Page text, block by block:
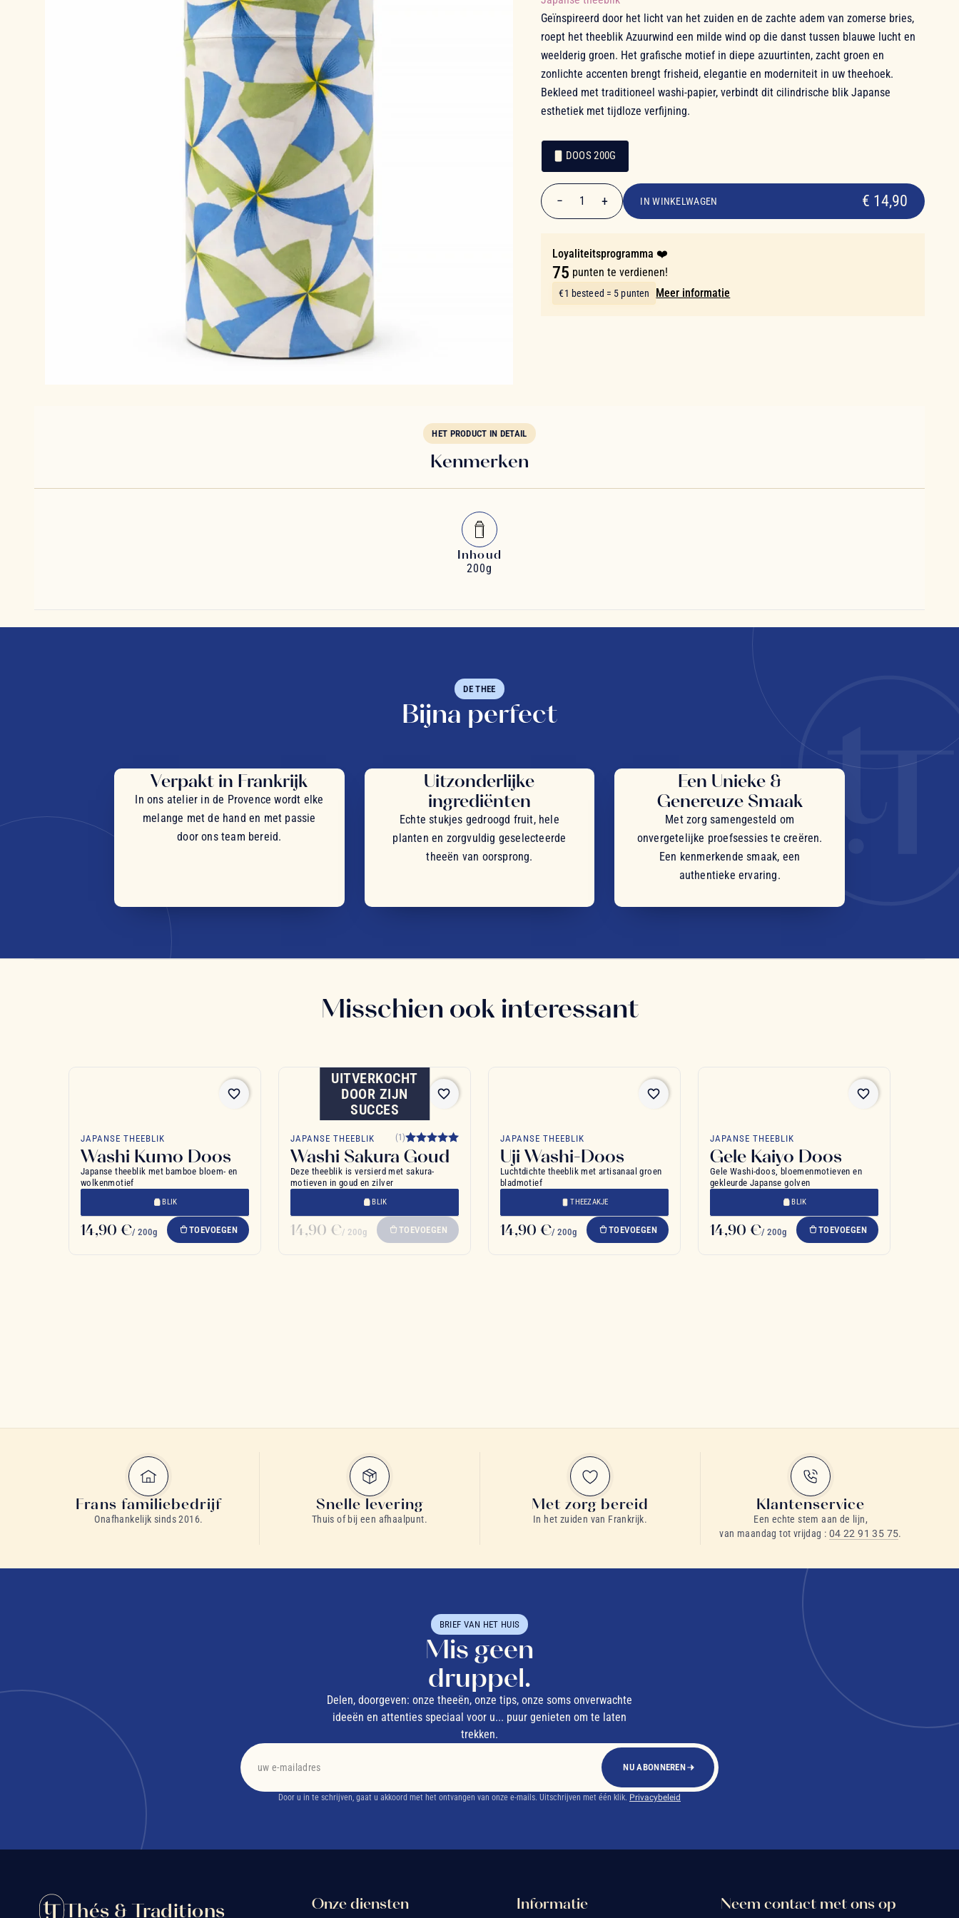
Geïnspireerd door het licht van het zuiden en de zachte adem van zomerse bries,
roept het theeblik Azuurwind een milde wind op die danst tussen blauwe lucht en
weelderig groen. Het grafische motief in diepe azuurtinten, zacht groen en
zonlichte accenten brengt frisheid, elegantie en moderniteit in uw theehoek.
Bekleed met traditioneel washi-papier, verbindt dit cilindrische blik Japanse
esthetiek met tijdloze verfijning.
Verpakking
Verpakking
DOOS 200G
€ 14,90
− 1 +
Aantal
IN WINKELWAGEN € 14,90
Loyaliteitsprogramma ❤️
75 punten te verdienen!
€1 besteed = 5 punten Meer informatie
HET PRODUCT IN DETAIL
Kenmerken
Inhoud
200g
DE THEE
Bijna perfect
Verpakt in Frankrijk
In ons atelier in de Provence wordt elke
melange met de hand en met passie
door ons team bereid.
Uitzonderlijke
ingrediënten
Echte stukjes gedroogd fruit, hele
planten en zorgvuldig geselecteerde
theeën van oorsprong.
Een Unieke &
Genereuze Smaak
Met zorg samengesteld om
onvergetelijke proefsessies te creëren.
Een kenmerkende smaak, een
authentieke ervaring.
Misschien ook interessant
favorite_border
JAPANSE THEEBLIK
Washi Kumo Doos
Japanse theeblik met bamboe bloem- en
wolkenmotief
BLIK
14,90 €/ 200g TOEVOEGEN
favorite_border
UITVERKOCHT
DOOR ZIJN
SUCCES
JAPANSE THEEBLIK (1)
Washi Sakura Goud
Deze theeblik is versierd met sakura-
motieven in goud en zilver
BLIK
14,90 €/ 200g TOEVOEGEN
favorite_border
JAPANSE THEEBLIK
Uji Washi-Doos
Luchtdichte theeblik met artisanaal groen
bladmotief
THEEZAKJE
14,90 €/ 200g TOEVOEGEN
favorite_border
JAPANSE THEEBLIK
Gele Kaiyo Doos
Gele Washi-doos, bloemenmotieven en
gekleurde Japanse golven
BLIK
14,90 €/ 200g TOEVOEGEN
Frans familiebedrijf
Onafhankelijk sinds 2016.
Snelle levering
Thuis of bij een afhaalpunt.
Met zorg bereid
In het zuiden van Frankrijk.
Klantenservice
Een echte stem aan de lijn,
van maandag tot vrijdag : 04 22 91 35 75.
BRIEF VAN HET HUIS
Mis geen
druppel.
Delen, doorgeven: onze theeën, onze tips, onze soms onverwachte
ideeën en attenties speciaal voor u... puur genieten om te laten
trekken.
NU ABONNEREN
Door u in te schrijven, gaat u akkoord met het ontvangen van onze e-mails. Uitschrijven met één klik. Privacybeleid
Thés & Traditions Onze diensten Informatie Neem contact met ons op